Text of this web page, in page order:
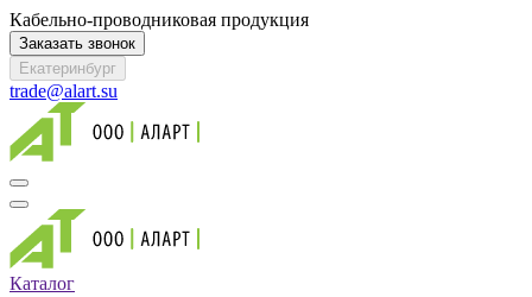
Кабельно-проводниковая продукция
Заказать звонок
Екатеринбург
trade@alart.su
Каталог